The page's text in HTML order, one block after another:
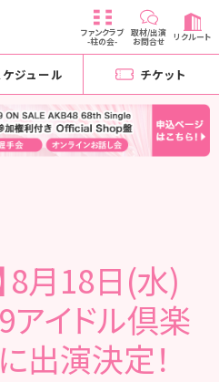
ファンクラブ
-柱の会-
取材/出演
お問合せ リクルート
ジュール チケット
8月18日(水)
アイドル倶楽
出演決定！